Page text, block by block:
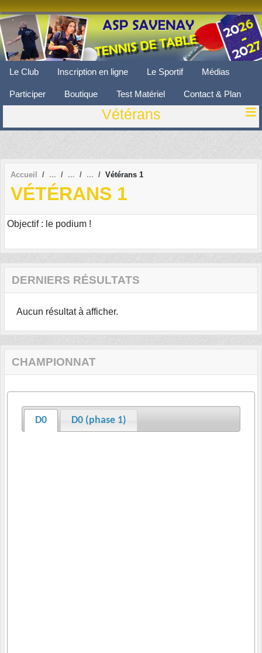
Le Club Inscription en ligne Le Sportif Médias
Participer Boutique Test Matériel Contact & Plan
Vétérans
Accueil Vétérans 1
VÉTÉRANS 1
Objectif : le podium !
DERNIERS RÉSULTATS
Aucun résultat à afficher.
CHAMPIONNAT
D0 D0 (phase 1)